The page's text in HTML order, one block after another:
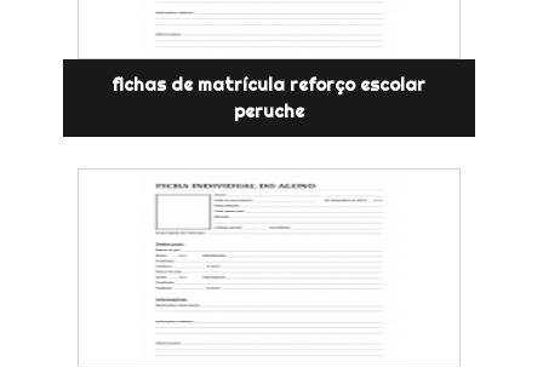
fichas de matrícula reforço escolar
peruche